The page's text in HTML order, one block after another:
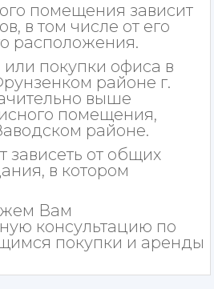
помещения зависит
в том числе от его
расположения.
покупки офиса в
районе г.
выше
помещения,
районе.
зависеть от общих
в котором
Вам
консультацию по
покупки и аренды